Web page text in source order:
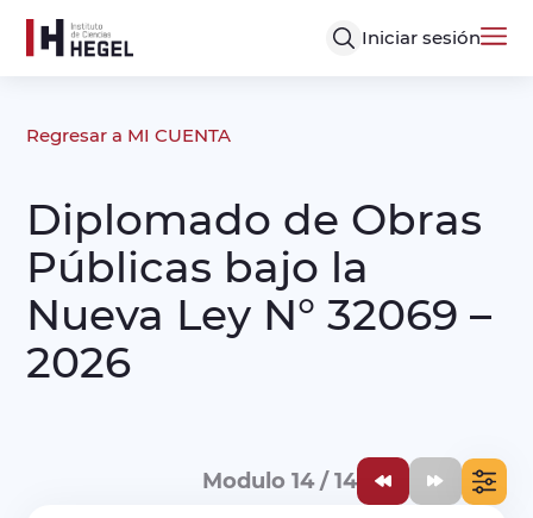
Iniciar sesión
Regresar a MI CUENTA
Modulo 14 / 14
Diplomado de Obras
Públicas bajo la
Nueva Ley N° 32069 –
2026